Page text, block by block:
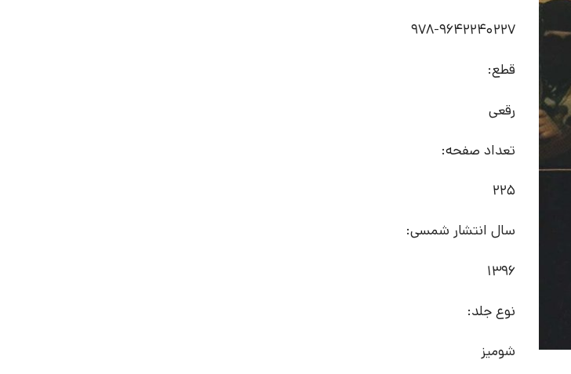
978-9642240227
قطع:
رقعی
تعداد صفحه:
225
سال انتشار شمسی:
1396
نوع جلد:
شومیز